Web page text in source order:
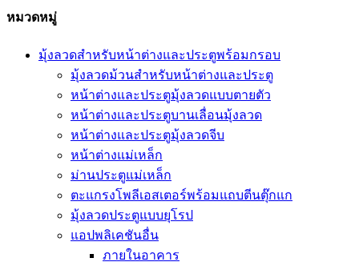
หมวดหมู่
มุ้งลวดสำหรับหน้าต่างและประตูพร้อมกรอบ
มุ้งลวดม้วนสำหรับหน้าต่างและประตู
หน้าต่างและประตูมุ้งลวดแบบตายตัว
หน้าต่างและประตูบานเลื่อนมุ้งลวด
หน้าต่างและประตูมุ้งลวดจีบ
หน้าต่างแม่เหล็ก
ม่านประตูแม่เหล็ก
ตะแกรงโพลีเอสเตอร์พร้อมแถบตีนตุ๊กแก
มุ้งลวดประตูแบบยุโรป
แอปพลิเคชันอื่น
ภายในอาคาร